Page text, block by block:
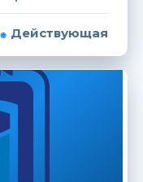
Действующая